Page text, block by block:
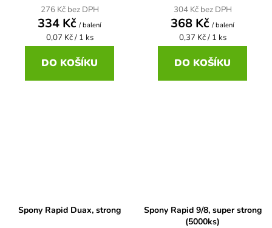
276 Kč bez DPH
334 Kč / balení
Měrná
cena:
0,07 Kč / 1 ks
DO KOŠÍKU
304 Kč bez DPH
368 Kč / balení
Měrná
cena:
0,37 Kč / 1 ks
DO KOŠÍKU
Spony Rapid Duax, strong
Spony Rapid 9/8, super strong
(5000ks)